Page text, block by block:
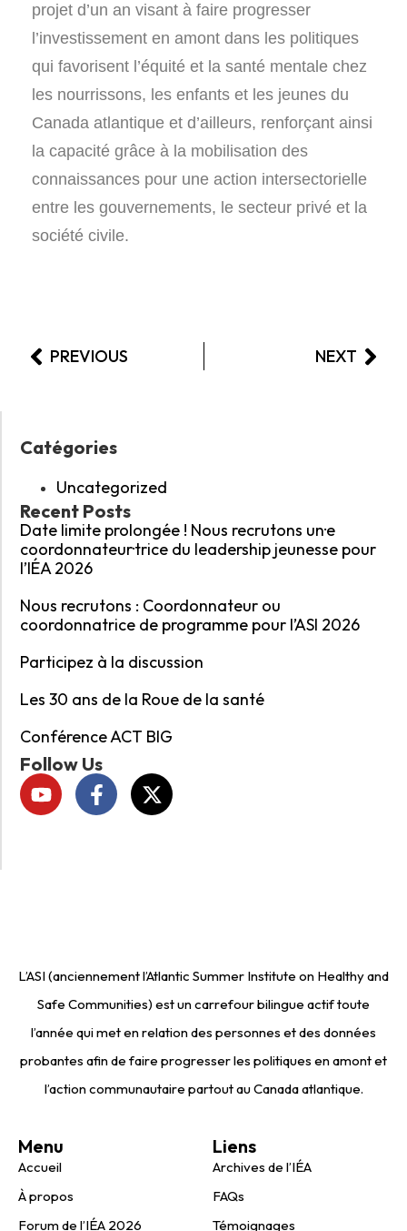
projet d’un an visant à faire progresser
l’investissement en amont dans les politiques
qui favorisent l’équité et la santé mentale chez
les nourrissons, les enfants et les jeunes du
Canada atlantique et d’ailleurs, renforçant ainsi
la capacité grâce à la mobilisation des
connaissances pour une action intersectorielle
entre les gouvernements, le secteur privé et la
société civile.
PREVIOUS NEXT
Catégories
Uncategorized
Recent Posts
Date limite prolongée ! Nous recrutons un·e
coordonnateur·trice du leadership jeunesse pour
l’IÉA 2026
Nous recrutons : Coordonnateur ou
coordonnatrice de programme pour l’ASI 2026
Participez à la discussion
Les 30 ans de la Roue de la santé
Conférence ACT BIG
Follow Us
L’ASI (anciennement l’Atlantic Summer Institute on Healthy and
Safe Communities) est un carrefour bilingue actif toute
l’année qui met en relation des personnes et des données
probantes afin de faire progresser les politiques en amont et
l’action communautaire partout au Canada atlantique.
Menu
Accueil
À propos
Forum de l’IÉA 2026
Liens
Archives de l’IÉA
FAQs
Témoignages